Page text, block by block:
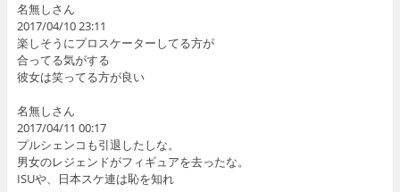
名無しさん
2017/04/10 23:11
楽しそうにプロスケーターしてる方が
合ってる気がする
彼女は笑ってる方が良い
名無しさん
2017/04/11 00:17
プルシェンコも引退したしな。
男女のレジェンドがフィギュアを去ったな。
ISUや、日本スケ連は恥を知れ︎